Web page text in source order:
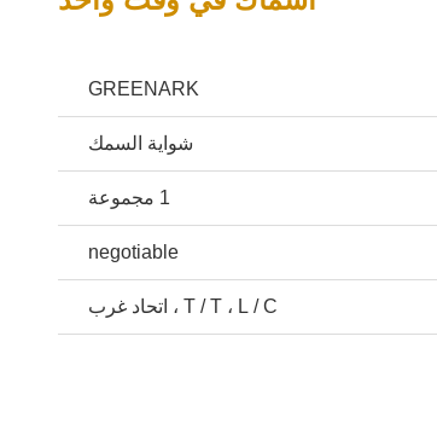
GREENARK
شواية السمك
1 مجموعة
negotiable
T / T ، L / C ، اتحاد غرب